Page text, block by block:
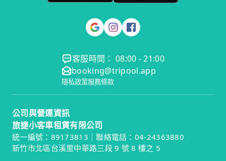
客服時間： 08:00 - 21:00
booking@tripool.app
隱私政策服務條款
公司與營運資訊
旅捷小客車租賃有限公司
統一編號：89173813｜聯絡電話：04-24363880
新竹市北區台溪里中華路三段 9 號 8 樓之 5